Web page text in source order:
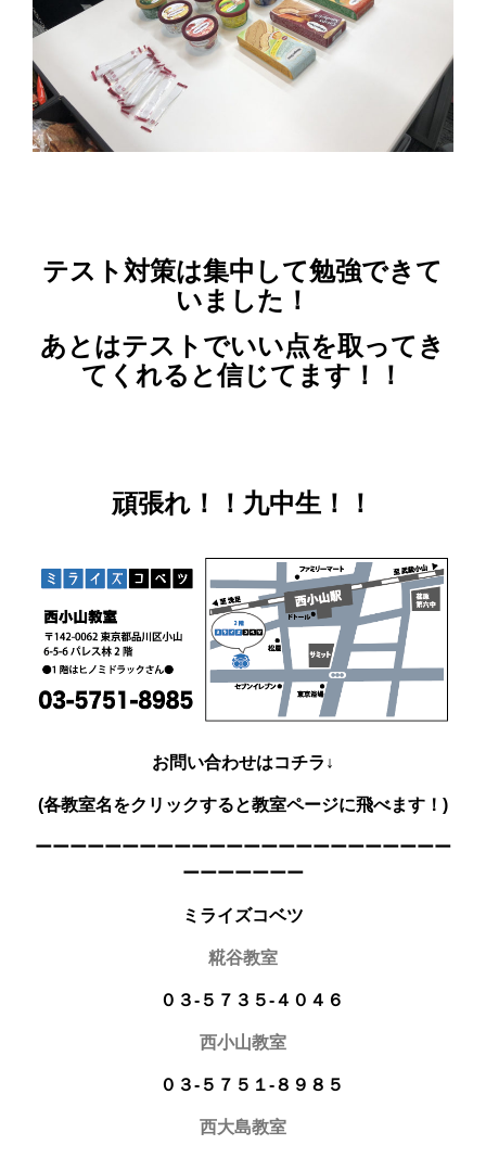
テスト対策は集中して勉強できて
いました！
あとはテストでいい点を取ってき
てくれると信じてます！！
頑張れ！！九中生！！
お問い合わせはコチラ↓
(各教室名をクリックすると教室ページに飛べます！)
ーーーーーーーーーーーーーーーーーーーーーーーー
ーーーーーーー
ミライズコベツ
糀谷教室
０３-５７３５-４０４６
西小山教室
０３-５７５１-８９８５
西大島教室